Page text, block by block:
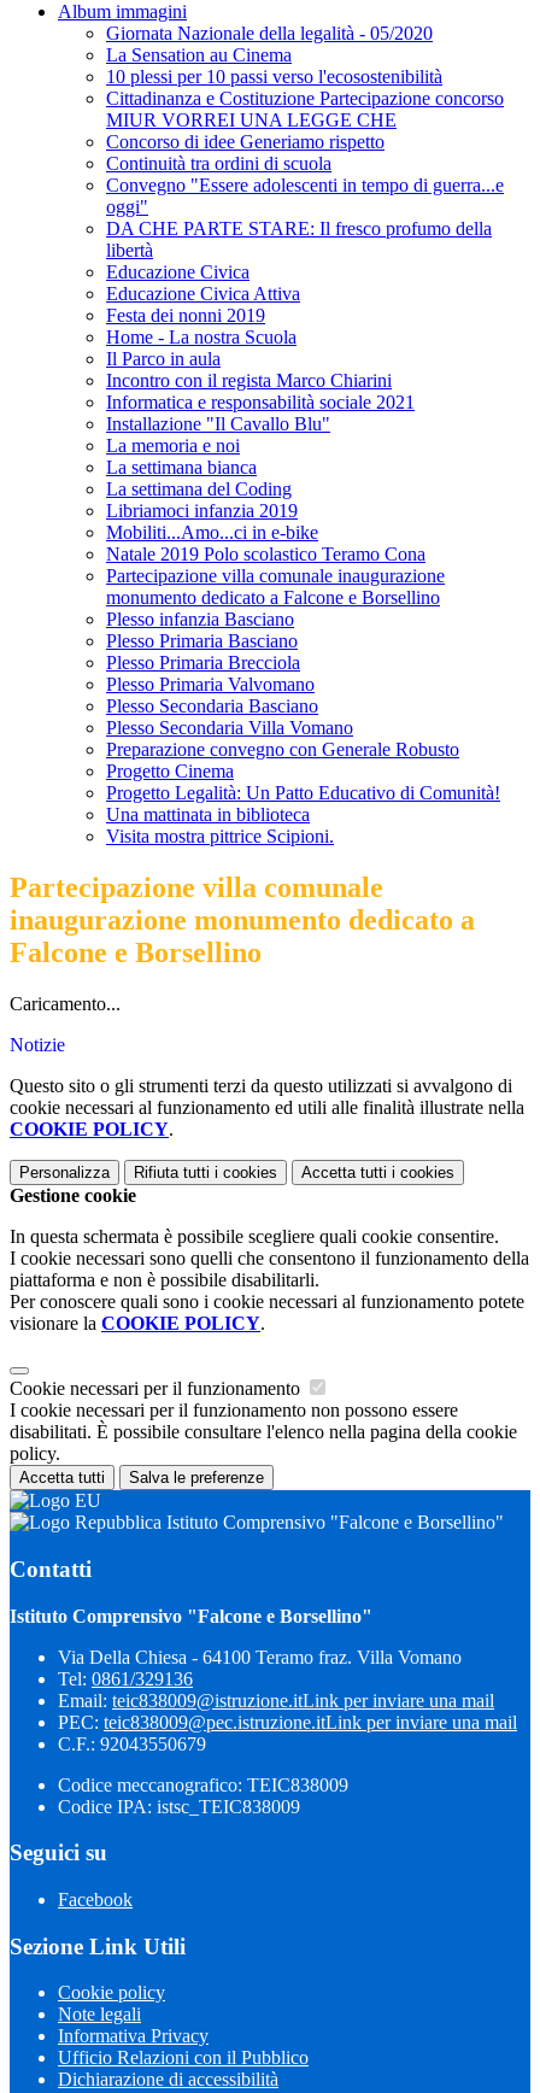
Album immagini
Giornata Nazionale della legalità - 05/2020
La Sensation au Cinema
10 plessi per 10 passi verso l'ecosostenibilità
Cittadinanza e Costituzione Partecipazione concorso
MIUR VORREI UNA LEGGE CHE
Concorso di idee Generiamo rispetto
Continuità tra ordini di scuola
Convegno "Essere adolescenti in tempo di guerra...e
oggi"
DA CHE PARTE STARE: Il fresco profumo della
libertà
Educazione Civica
Educazione Civica Attiva
Festa dei nonni 2019
Home - La nostra Scuola
Il Parco in aula
Incontro con il regista Marco Chiarini
Informatica e responsabilità sociale 2021
Installazione "Il Cavallo Blu"
La memoria e noi
La settimana bianca
La settimana del Coding
Libriamoci infanzia 2019
Mobiliti...Amo...ci in e-bike
Natale 2019 Polo scolastico Teramo Cona
Partecipazione villa comunale inaugurazione
monumento dedicato a Falcone e Borsellino
Plesso infanzia Basciano
Plesso Primaria Basciano
Plesso Primaria Brecciola
Plesso Primaria Valvomano
Plesso Secondaria Basciano
Plesso Secondaria Villa Vomano
Preparazione convegno con Generale Robusto
Progetto Cinema
Progetto Legalità: Un Patto Educativo di Comunità!
Una mattinata in biblioteca
Visita mostra pittrice Scipioni.
Partecipazione villa comunale
inaugurazione monumento dedicato a
Falcone e Borsellino
Caricamento...
Notizie
Questo sito o gli strumenti terzi da questo utilizzati si avvalgono di
cookie necessari al funzionamento ed utili alle finalità illustrate nella
COOKIE POLICY.
Personalizza Rifiuta tutti i cookies Accetta tutti i cookies
Gestione cookie
In questa schermata è possibile scegliere quali cookie consentire.
I cookie necessari sono quelli che consentono il funzionamento della
piattaforma e non è possibile disabilitarli.
Per conoscere quali sono i cookie necessari al funzionamento potete
visionare la COOKIE POLICY.
Cookie necessari per il funzionamento
I cookie necessari per il funzionamento non possono essere
disabilitati. È possibile consultare l'elenco nella pagina della cookie
policy.
Accetta tutti Salva le preferenze
Istituto Comprensivo "Falcone e Borsellino"
Contatti
Istituto Comprensivo "Falcone e Borsellino"
Via Della Chiesa - 64100 Teramo fraz. Villa Vomano
Tel: 0861/329136
Email: teic838009@istruzione.itLink per inviare una mail
PEC: teic838009@pec.​istruzione.itLink per inviare una mail
C.F.: 92043550679
Codice meccanografico: TEIC838009
Codice IPA: istsc_TEIC838009
Seguici su
Facebook
Sezione Link Utili
Cookie policy
Note legali
Informativa Privacy
Ufficio Relazioni con il Pubblico
Dichiarazione di accessibilità